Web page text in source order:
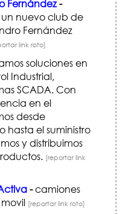
Fernández-
nuevo club de
Fernández
link roto]
soluciones en
Industrial,
SCADA. Con
en el
desde
hasta el suministro
y distribuimos
[reportar link
-camiones
[reportar link roto]